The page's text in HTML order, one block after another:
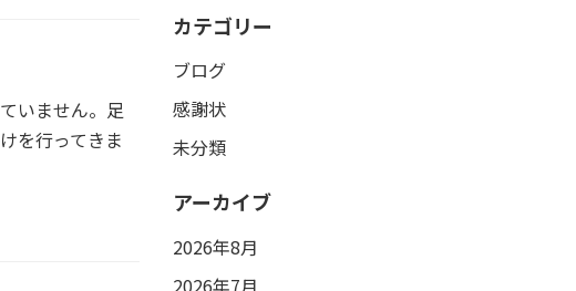
いません。足
を行ってきま
カテゴリー
ブログ
感謝状
未分類
アーカイブ
2026年8月
2026年7月